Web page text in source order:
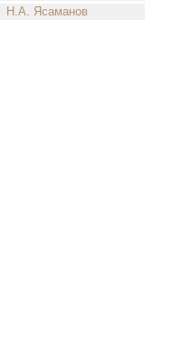
Н.А. Ясаманов